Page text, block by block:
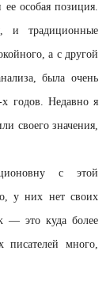
особая позиция.
и традиционные
а с другой
была очень
х годов. Недавно я
своего значения,
с этой
у них нет своих
— это куда более
писателей много,